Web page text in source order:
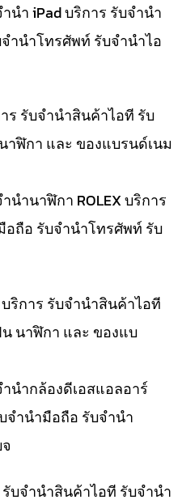
นำ iPad บริการ รับจำนำ
ำนำโทรศัพท์ รับจำนำไอ
ร รับจำนำสินค้าไอที รับ
ฬิกา และ ของแบรนด์เนม
ำนาฬิกา ROLEX บริการ
ถือ รับจำนำโทรศัพท์ รับ
ริการ รับจำนำสินค้าไอที
นาฬิกา และ ของแบ
นำกล้องดีเอสแอลอาร์
จำนำมือถือ รับจำนำ
บจำนำสินค้าไอที รับจำนำ